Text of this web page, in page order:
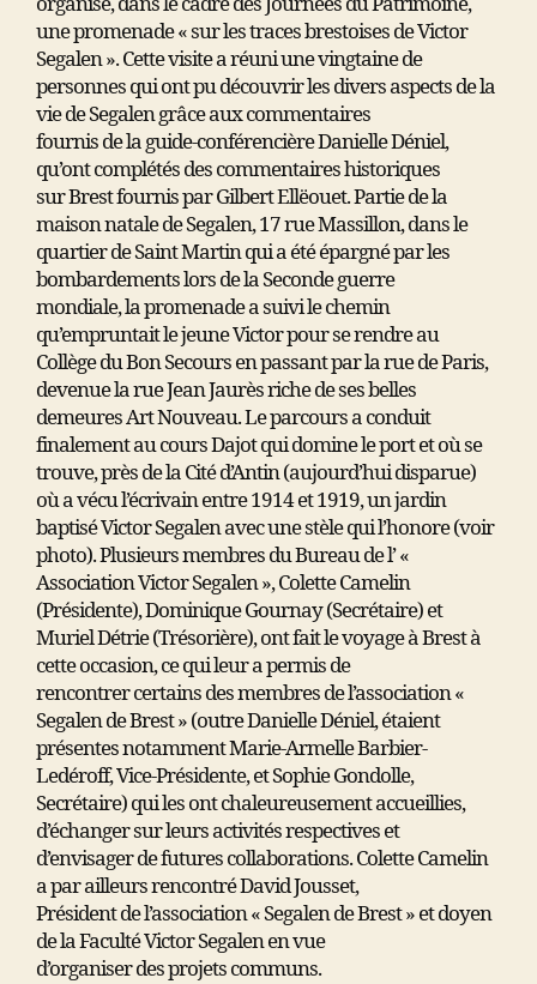
une promenade « sur les traces brestoises de Victor
Segalen ». Cette visite a réuni une vingtaine de
personnes qui ont pu découvrir les divers aspects de la
vie de Segalen grâce aux commentaires
fournis de la guide-conférencière Danielle Déniel,
qu’ont complétés des commentaires historiques
sur Brest fournis par Gilbert Ellëouet. Partie de la
maison natale de Segalen, 17 rue Massillon, dans le
quartier de Saint Martin qui a été épargné par les
bombardements lors de la Seconde guerre
mondiale, la promenade a suivi le chemin
qu’empruntait le jeune Victor pour se rendre au
Collège du Bon Secours en passant par la rue de Paris,
devenue la rue Jean Jaurès riche de ses belles
demeures Art Nouveau. Le parcours a conduit
finalement au cours Dajot qui domine le port et où se
trouve, près de la Cité d’Antin (aujourd’hui disparue)
où a vécu l’écrivain entre 1914 et 1919, un jardin
baptisé Victor Segalen avec une stèle qui l’honore (voir
photo). Plusieurs membres du Bureau de l’ «
Association Victor Segalen », Colette Camelin
(Présidente), Dominique Gournay (Secrétaire) et
Muriel Détrie (Trésorière), ont fait le voyage à Brest à
cette occasion, ce qui leur a permis de
rencontrer certains des membres de l’association «
Segalen de Brest » (outre Danielle Déniel, étaient
présentes notamment Marie-Armelle Barbier-
Ledéroff, Vice-Présidente, et Sophie Gondolle,
Secrétaire) qui les ont chaleureusement accueillies,
d’échanger sur leurs activités respectives et
d’envisager de futures collaborations. Colette Camelin
a par ailleurs rencontré David Jousset,
Président de l’association « Segalen de Brest » et doyen
de la Faculté Victor Segalen en vue
d’organiser des projets communs.